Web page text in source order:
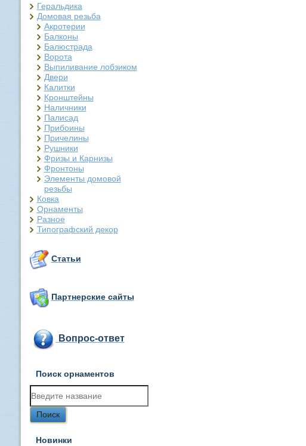
Геральдика
Домовая резьба
Акротерии
Балконы
Балюстрада
Ворота
Выпиливание лобзиком
Двери
Калитки
Кронштейны
Наличники
Палисад
Прибоины
Причелины
Рушники
Фризы и Карнизы
Фронтоны
Элементы домовой
резьбы
Ковка
Орнаменты
Разное
Типографский декор
Статьи
Партнерские сайты
Вопрос-ответ
Поиск орнаментов
Новинки